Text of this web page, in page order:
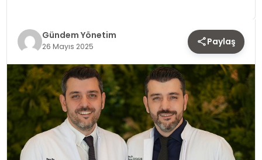
SPOR
TEKNOLOJI
SAĞLIK
YAŞAM
Gündem Yönetim
26 Mayıs 2025 Paylaş